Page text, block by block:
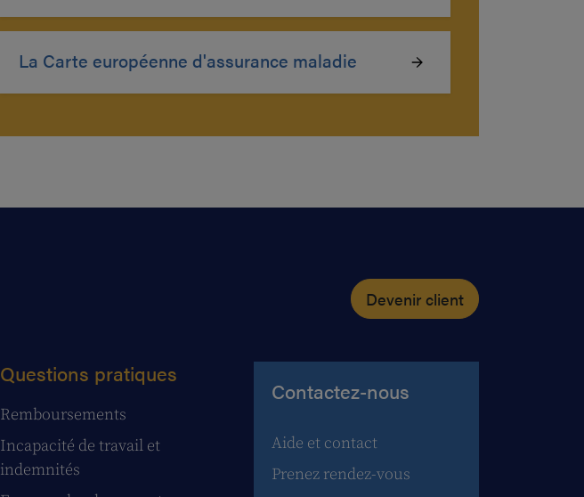
La Carte européenne d'assurance maladie
Devenir client
Questions pratiques
Remboursements
Incapacité de travail et
indemnités
Contactez-nous
Aide et contact
Prenez rendez-vous